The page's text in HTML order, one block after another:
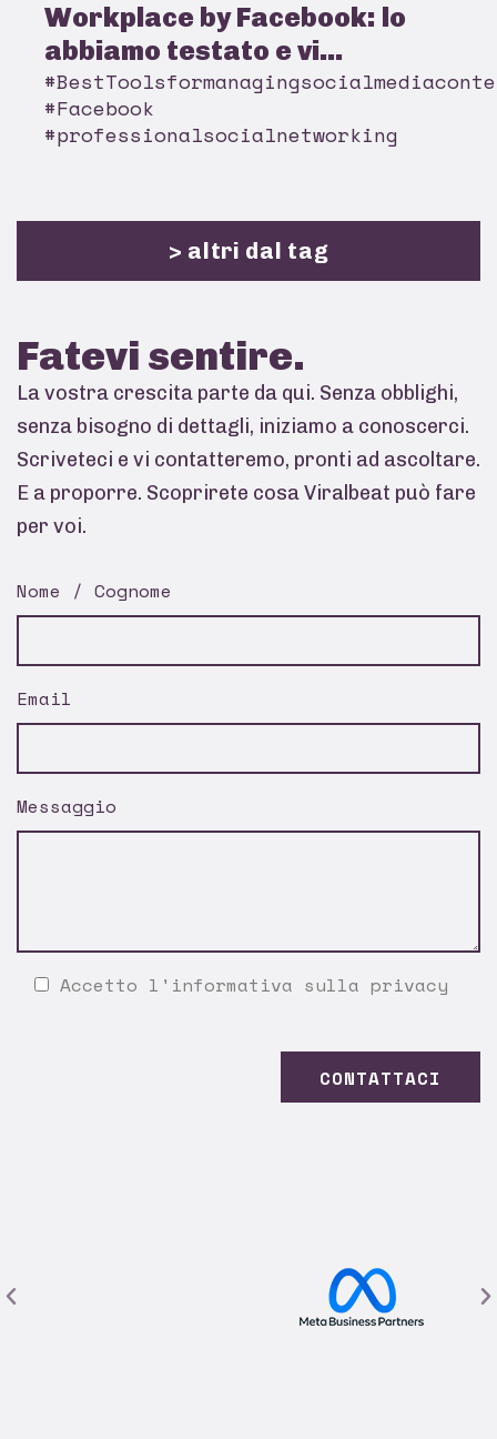
Workplace by Facebook: lo
abbiamo testato e vi...
#Facebook
#professionalsocialnetworking
> altri dal tag
Fatevi sentire.
La vostra crescita parte da qui. Senza obblighi,
senza bisogno di dettagli, iniziamo a conoscerci.
Scriveteci e vi contatteremo, pronti ad ascoltare.
E a proporre. Scoprirete cosa Viralbeat può fare
per voi.
Nome / Cognome
Email
Messaggio
Accetto l' informativa sulla privacy